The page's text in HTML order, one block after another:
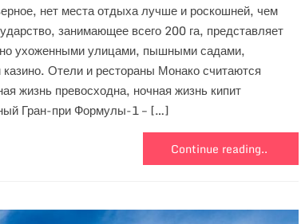
нет места отдыха лучше и роскошней, чем
занимающее всего 200 га, представляет
ухоженными улицами, пышными садами,
Отели и рестораны Монако считаются
жизнь превосходна, ночная жизнь кипит
Гран-при Формулы-1 – […]
Continue reading..